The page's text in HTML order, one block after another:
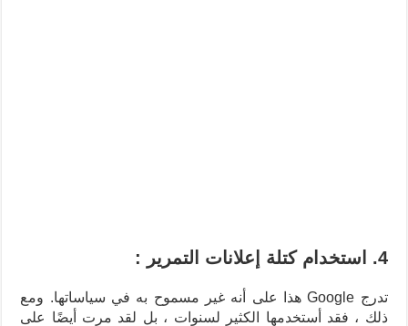
4. استخدام كتلة إعلانات التمرير :
تدرج Google هذا على أنه غير مسموح به في سياساتها. ومع
ذلك ، فقد أستخدمها الكثير لسنوات ، بل لقد مرت أيضًا على